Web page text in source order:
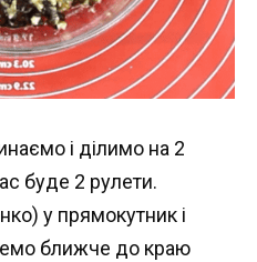
і ділимо на 2
буде 2 рулети.
у прямокутник і
ближче до краю